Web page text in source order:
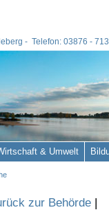
zur Behörde |
- Telefon: 03876 -
& Umwelt